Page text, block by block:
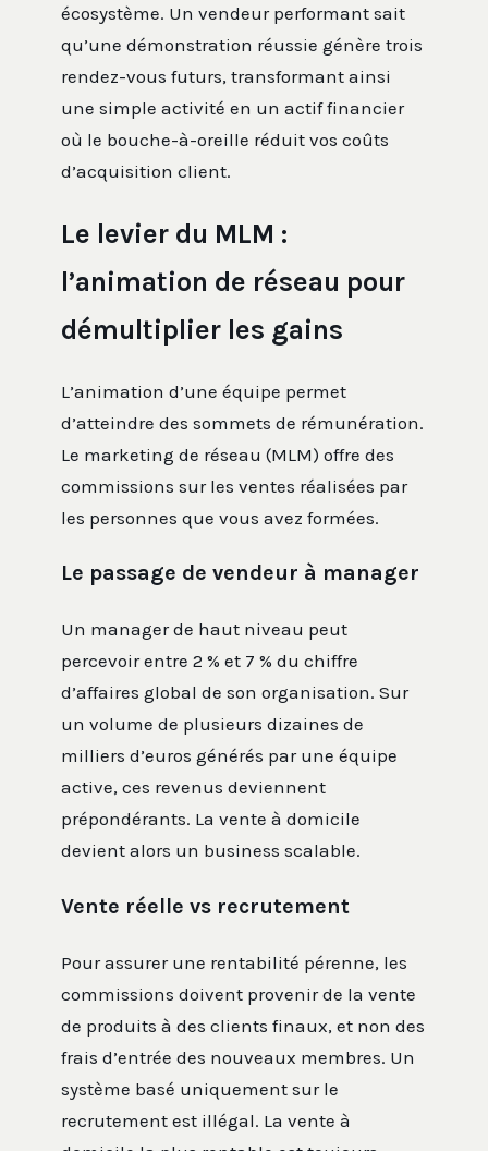
écosystème. Un vendeur performant sait
qu’une démonstration réussie génère trois
rendez-vous futurs, transformant ainsi
une simple activité en un actif financier
où le bouche-à-oreille réduit vos coûts
d’acquisition client.
Le levier du MLM :
l’animation de réseau pour
démultiplier les gains
L’animation d’une équipe permet
d’atteindre des sommets de rémunération.
Le marketing de réseau (MLM) offre des
commissions sur les ventes réalisées par
les personnes que vous avez formées.
Le passage de vendeur à manager
Un manager de haut niveau peut
percevoir entre 2 % et 7 % du chiffre
d’affaires global de son organisation. Sur
un volume de plusieurs dizaines de
milliers d’euros générés par une équipe
active, ces revenus deviennent
prépondérants. La vente à domicile
devient alors un business scalable.
Vente réelle vs recrutement
Pour assurer une rentabilité pérenne, les
commissions doivent provenir de la vente
de produits à des clients finaux, et non des
frais d’entrée des nouveaux membres. Un
système basé uniquement sur le
recrutement est illégal. La vente à